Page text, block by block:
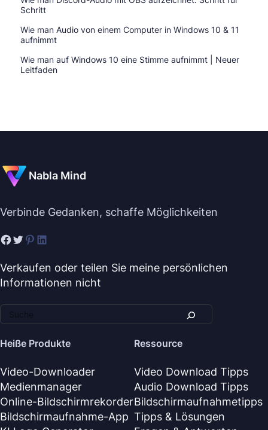
Schritt
Wie man Audio von einem Computer in Windows 10 & 11
aufnimmt
Wie man auf Windows 10 eine Stimme aufnimmt | Neuer
Leitfaden
Nabla Mind
Verbinde Gedanken, schaffe Möglichkeiten
Verkaufen oder teilen Sie meine persönlichen
Informationen nicht
Heiße Produkte
Video-Downloader
Medienmanager
Online-Bildschirmrekorder
Bildschirmaufnahme-App
Ressource
Video Download Tipps
Audio Download Tipps
Bildschirmaufnahmetipps
Tipps & Lösungen